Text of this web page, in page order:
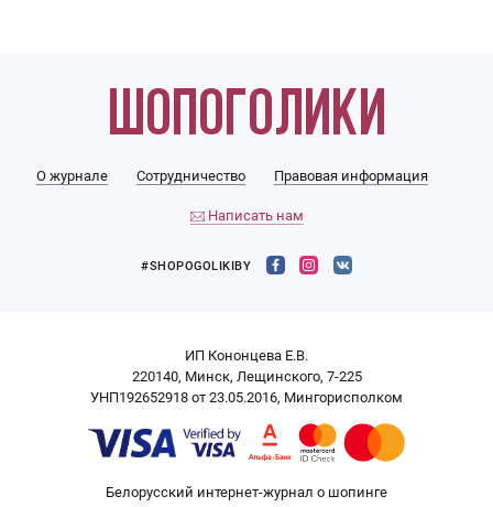
О журнале Сотрудничество Правовая информация
Написать нам
#SHOPOGOLIKIBY
ИП Кононцева Е.В.
220140, Минск, Лещинского, 7-225
УНП192652918 от 23.05.2016, Мингорисполком
Белорусский интернет-журнал о шопинге